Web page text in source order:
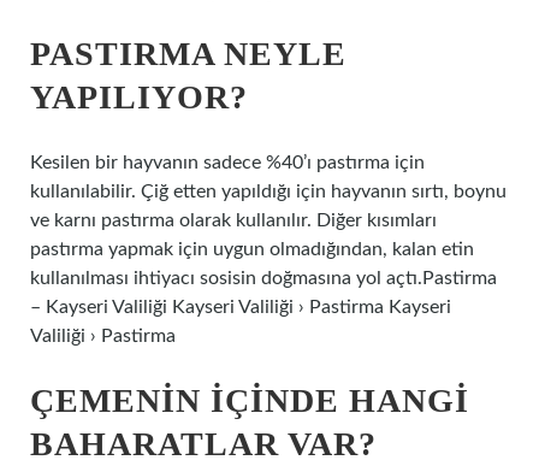
PASTIRMA NEYLE
YAPILIYOR?
Kesilen bir hayvanın sadece %40’ı pastırma için
kullanılabilir. Çiğ etten yapıldığı için hayvanın sırtı, boynu
ve karnı pastırma olarak kullanılır. Diğer kısımları
pastırma yapmak için uygun olmadığından, kalan etin
kullanılması ihtiyacı sosisin doğmasına yol açtı.Pastirma
– Kayseri Valiliği Kayseri Valiliği › Pastirma Kayseri
Valiliği › Pastirma
ÇEMENIN IÇINDE HANGI
BAHARATLAR VAR?